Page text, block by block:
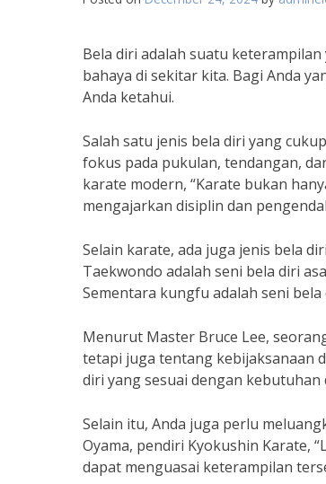
Bela diri adalah suatu
bahaya di sekitar kita. Bagi Anda
Anda ketahui.
Salah satu jenis bela diri yang
fokus pada pukulan, tendangan,
karate modern, “Karate bukan
mengajarkan disiplin dan
Selain karate, ada juga jenis bela
Taekwondo adalah seni bela diri
Sementara kungfu adalah seni
Menurut Master Bruce Lee,
tetapi juga tentang kebijaksanaan
diri yang sesuai dengan kebutuhan
Selain itu, Anda juga perlu
Oyama, pendiri Kyokushin Karate,
dapat menguasai keterampilan